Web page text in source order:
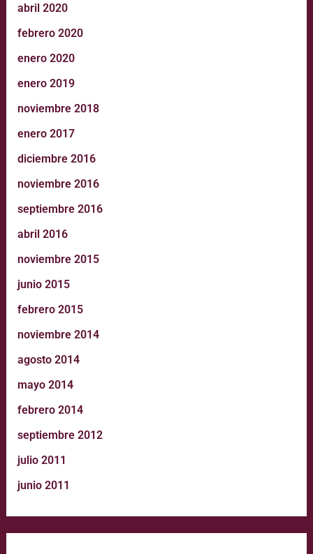
abril 2020
febrero 2020
enero 2020
enero 2019
noviembre 2018
enero 2017
diciembre 2016
noviembre 2016
septiembre 2016
abril 2016
noviembre 2015
junio 2015
febrero 2015
noviembre 2014
agosto 2014
mayo 2014
febrero 2014
septiembre 2012
julio 2011
junio 2011